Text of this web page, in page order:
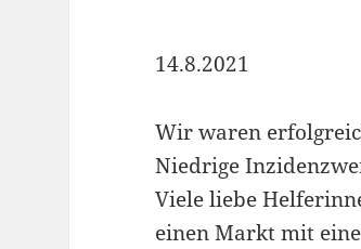
14.8.2021
Wir waren
Niedrige
Viele liebe
einen Markt mit